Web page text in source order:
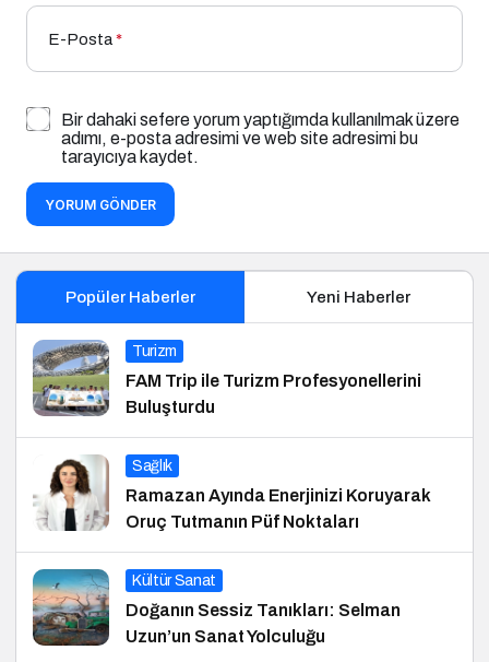
E-Posta*
Bir dahaki sefere yorum yaptığımda kullanılmak üzere
adımı, e-posta adresimi ve web site adresimi bu
tarayıcıya kaydet.
YORUM GÖNDER
Popüler Haberler Yeni Haberler
Turizm
FAM Trip ile Turizm Profesyonellerini
Buluşturdu
Sağlık
Ramazan Ayında Enerjinizi Koruyarak
Oruç Tutmanın Püf Noktaları
Kültür Sanat
Doğanın Sessiz Tanıkları: Selman
Uzun’un Sanat Yolculuğu